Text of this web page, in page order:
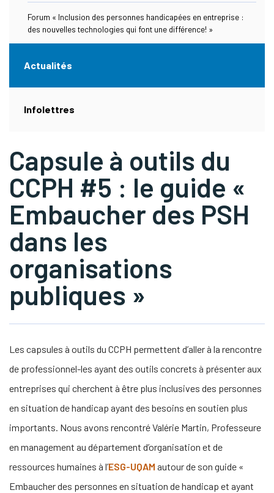
Will Open In A New Window)
Will Open In A New Window)
Will Open In A New Window)
Forum « Inclusion des personnes handicapées en entreprise :
des nouvelles technologies qui font une différence! »
Actualités
(actuellement sélectionnée)
Infolettres
Capsule à outils du
CCPH #5 : le guide «
Embaucher des PSH
dans les
organisations
publiques »
Les capsules à outils du CCPH permettent d’aller à la rencontre
de professionnel-les ayant des outils concrets à présenter aux
entreprises qui cherchent à être plus inclusives des personnes
en situation de handicap ayant des besoins en soutien plus
importants. Nous avons rencontré Valérie Martin, Professeure
en management au département d’organisation et de
ressources humaines à l’ESG-UQAM autour de son guide «
Embaucher des personnes en situation de handicap et ayant